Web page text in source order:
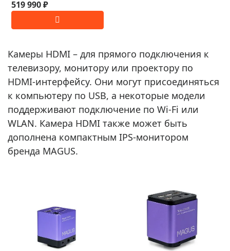
519 990 ₽
Камеры HDMI – для прямого подключения к
телевизору, монитору или проектору по
HDMI-интерфейсу. Они могут присоединяться
к компьютеру по USB, а некоторые модели
поддерживают подключение по Wi-Fi или
WLAN. Камера HDMI также может быть
дополнена компактным IPS-монитором
бренда MAGUS.